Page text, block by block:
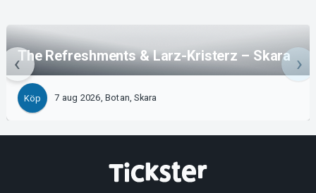
The Refreshments & Larz-Kristerz – Skara
Köp 7 aug 2026, Botan, Skara